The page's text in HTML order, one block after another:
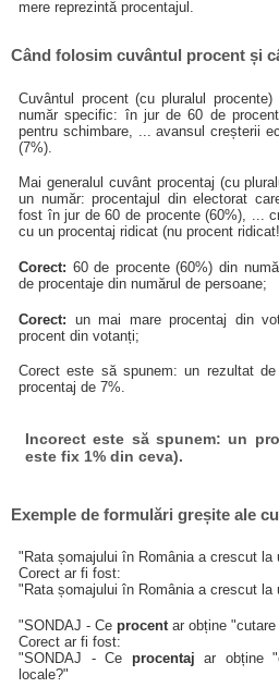
mere reprezintă procentajul.
Când folosim cuvântul procent și
Cuvântul procent (cu pluralul
număr specific: în jur de 60 de
pentru schimbare, ... avansul creșterii
(7%).
Mai generalul cuvânt procentaj (cu
un număr: procentajul din electorat
fost în jur de 60 de procente (60%), ...
cu un procentaj ridicat (nu procent
Corect: 60 de procente (60%) din
de procentaje din numărul de persoane;
Corect: un mai mare procentaj din
procent din votanți;
Corect este să spunem: un rezultat
procentaj de 7%.
Incorect este să spunem: un
este fix 1% din ceva).
Exemple de formulări greșite ale
"Rata șomajului în România a crescut
Corect ar fi fost:
"Rata șomajului în România a crescut
"SONDAJ - Ceprocent ar obține
Corect ar fi fost:
"SONDAJ - Ce procentaj ar obține
locale?"